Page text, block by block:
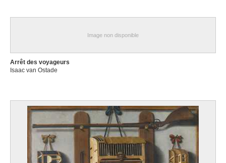
Image non disponible
Arrêt des voyageurs
Isaac van Ostade